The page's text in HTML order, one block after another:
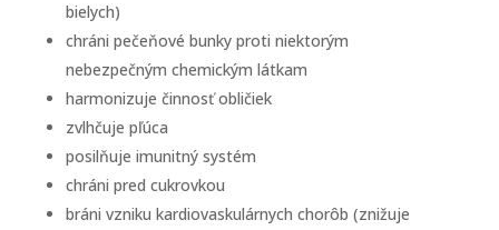
bielych)
chráni pečeňové bunky proti niektorým
nebezpečným chemickým látkam
harmonizuje činnosť obličiek
zvlhčuje pľúca
posilňuje imunitný systém
chráni pred cukrovkou
bráni vzniku kardiovaskulárnych chorôb (znižuje